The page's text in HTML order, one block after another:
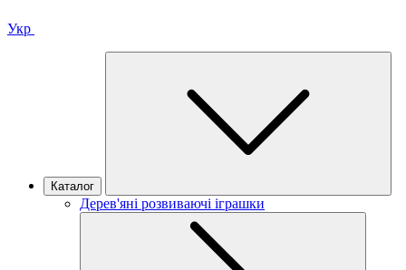
Укр
Каталог
Дерев'яні розвиваючі іграшки